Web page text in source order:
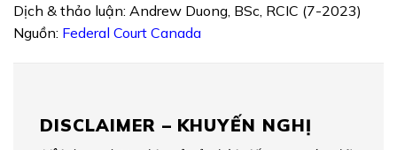
Dịch & thảo luận: Andrew Duong, BSc, RCIC (7-2023)
Nguồn: Federal Court Canada
DISCLAIMER – KHUYẾN NGHỊ